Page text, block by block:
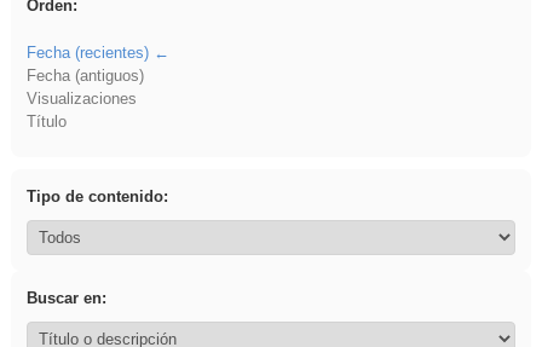
Orden:
Fecha (recientes)
Fecha (antiguos)
Visualizaciones
Título
Tipo de contenido:
Buscar en: